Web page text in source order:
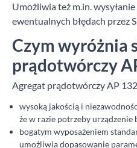
Umożliwia też m.in.
ewentualnych błędach przez
Czym wyróżnia
prądotwórczy
Agregat prądotwórczy AP
wysoką jakością i
że w razie potrzeby urządzenie
bogatym wyposażeniem
umożliwia dopasowanie